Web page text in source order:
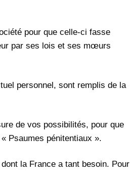
pour que celle-ci fasse
par ses lois et ses mœurs
personnel, sont remplis de la
de vos possibilités, pour que
Psaumes pénitentiaux ».
la France a tant besoin. Pour